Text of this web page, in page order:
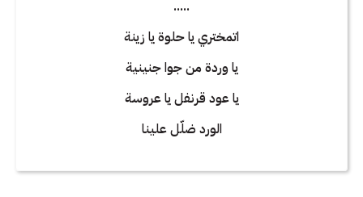
.....
اتمختري يا حلوة يا زينة
يا وردة من جوا جنينية
يا عود قرنفل يا عروسة
الورد ضلّل علينا